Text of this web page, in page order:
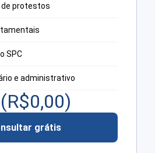
protestos
SPC
e administrativo
(R$0,00)
grátis